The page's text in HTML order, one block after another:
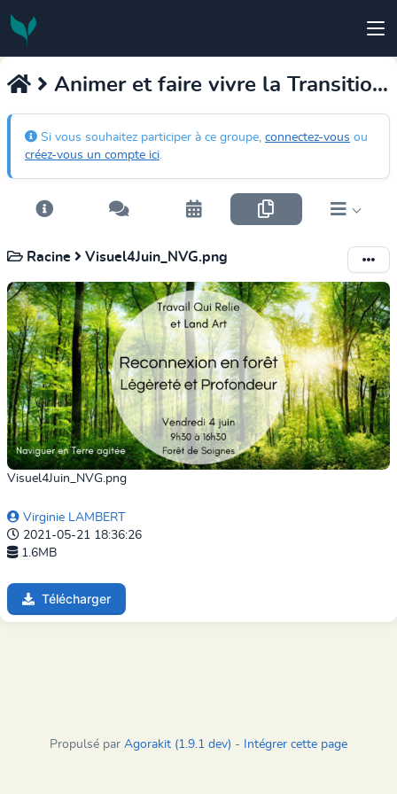
Animer et faire vivre la Transition Intérieure
Si vous souhaitez participer à ce groupe, connectez-vous ou
créez-vous un compte ici.
Racine Visuel4Juin_NVG.png
Visuel4Juin_NVG.png
Virginie LAMBERT
2021-05-21 18:36:26
1.6MB
Télécharger
Propulsé par Agorakit (1.9.1 dev) - Intégrer cette page